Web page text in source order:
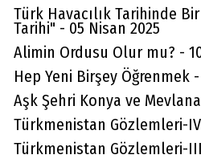
Türk Havacılık Tarihinde
Tarihi" - 05 Nisan 2025
Alimin Ordusu Olur mu? -
Hep Yeni Birşey Öğrenmek
Aşk Şehri Konya ve
Türkmenistan Gözlemleri-IV
Türkmenistan Gözlemleri-